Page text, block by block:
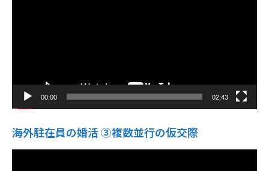
00:00 02:43
海外駐在員の婚活 ③複数並行の仮交際
動